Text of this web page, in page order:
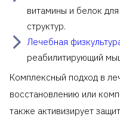
витамины и белок
структур.
Лечебная
реабилитирующий
Комплексный подход в
восстановлению или
также активизирует